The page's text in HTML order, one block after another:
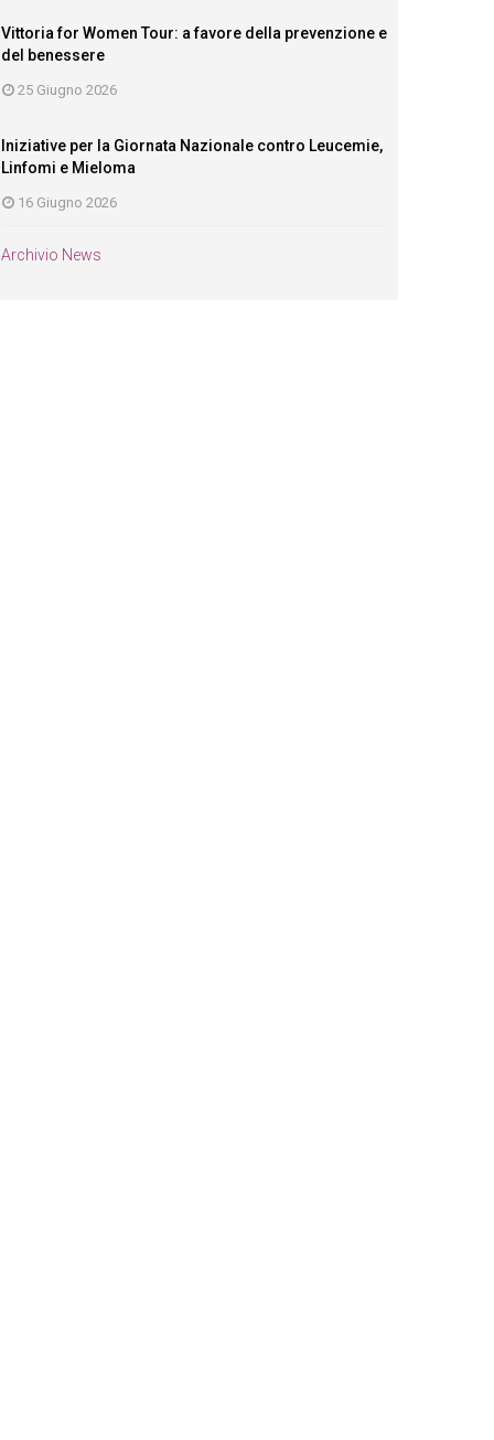
Vittoria for Women Tour: a favore della prevenzione e
del benessere
25 Giugno 2026
Iniziative per la Giornata Nazionale contro Leucemie,
Linfomi e Mieloma
16 Giugno 2026
Archivio News